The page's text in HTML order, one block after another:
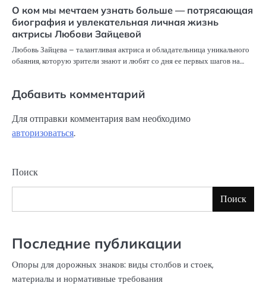
О ком мы мечтаем узнать больше — потрясающая
биография и увлекательная личная жизнь
актрисы Любови Зайцевой
Любовь Зайцева – талантливая актриса и обладательница уникального
обаяния, которую зрители знают и любят со дня ее первых шагов на…
Добавить комментарий
Для отправки комментария вам необходимо
авторизоваться.
Поиск
Поиск
Последние публикации
Опоры для дорожных знаков: виды столбов и стоек,
материалы и нормативные требования